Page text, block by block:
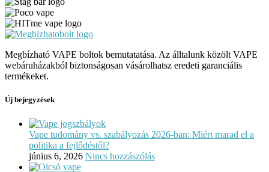
Megbízható VAPE boltok bemutatatása. Az álltalunk közölt VAPE
webáruházakból biztonságosan vásárolhatsz eredeti garanciális
termékeket.
Új bejegyzések
Vape tudomány vs. szabályozás 2026-ban: Miért marad el a
politika a fejlődéstől?
június 6, 2026 Nincs hozzászólás